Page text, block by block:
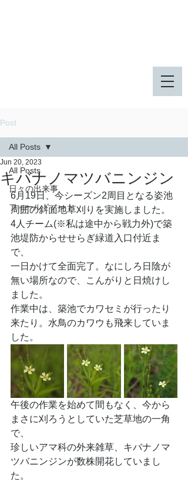
Post
All Posts
日々の出来事
フィールドノート
All Posts
キバナノマツバニンジン
Jun 20, 2023
6月19日、今シーズン2周目となる姿池
周囲の斜面地草刈りを実施しました。
4人チーム(※私は途中から戦力外)で築
池堤防からせせらぎ緑道入口付近ま
で、
一日かけて全面完了。なにしろ日陰が
無い場所なので、こんがりと日焼けし
ました。
作業中は、築池でカワセミが行ったり
来たり。水鳥のカワウも飛来していま
した。
午後の作業を始めて間もなく、今から
まさに刈ろうとしていた芝草地の一角
で、
珍しいアマ科の外来雑草、キバナノマ
ツバニンジンが数株開花していまし
た。